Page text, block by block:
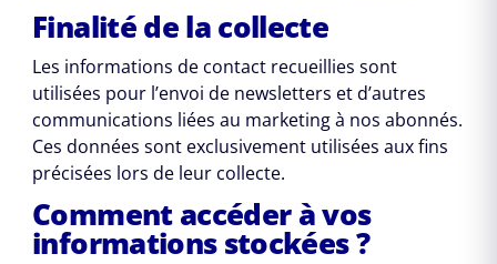
Finalité de la collecte
Les informations de contact recueillies sont
utilisées pour l’envoi de newsletters et d’autres
communications liées au marketing à nos abonnés.
Ces données sont exclusivement utilisées aux fins
précisées lors de leur collecte.
Comment accéder à vos
informations stockées ?